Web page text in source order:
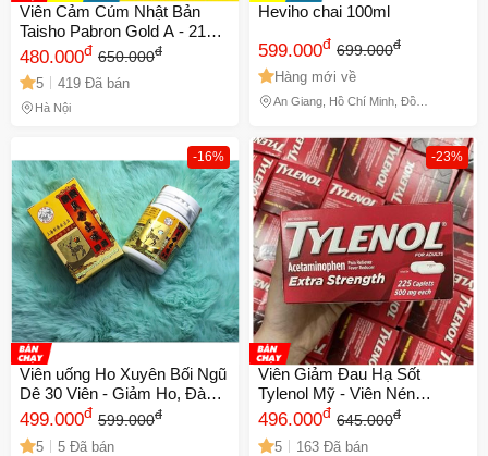
Viên Cảm Cúm Nhật Bản
Taisho Pabron Gold A - 210
Viên Hỗ Trợ Giảm Khó Chịu
Khi Cảm Lạnh, Hạn Sử Dụng
2028
480.000đ 650.000đ
5 419 Đã bán
Hà Nội
Heviho chai 100ml
599.000đ 699.000đ
Hàng mới về
An Giang, Hồ Chí Minh, Đồng
-16%
Viên uống Ho Xuyên Bối Ngũ
Dê 30 Viên - Giảm Ho, Đàm,
Hàn, Viêm Khí Quản Hàng
Chính Hãng Malaysia
499.000đ 599.000đ
5 5 Đã bán
-23%
Viên Giảm Đau Hạ Sốt
Tylenol Mỹ - Viên Nén
Acetaminophen 500mg,
Giảm Đau Đầu, Đau Cơ, Hạ
496.000đ 645.000đ
5 163 Đã bán
🎁 Đừng Bỏ Lỡ! 🎁
Mã Giảm Giá Dành Riêng Cho Bạn
Giảm ngay cho bất kỳ đơn hàng nào.